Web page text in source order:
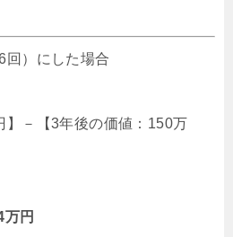
回）にした場合
】－【3年後の価値：150万
万円